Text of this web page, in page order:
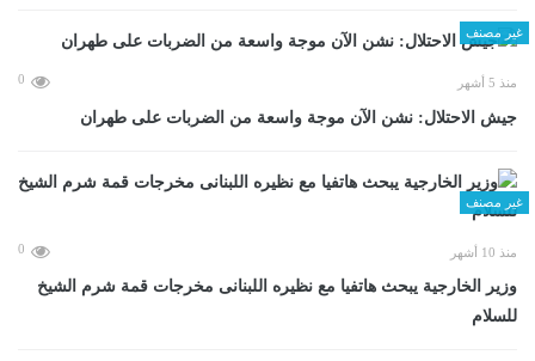
غير مصنف
منذ 5 أشهر 0
جيش الاحتلال: نشن الآن موجة واسعة من الضربات على طهران
غير مصنف
منذ 10 أشهر 0
وزير الخارجية يبحث هاتفيا مع نظيره اللبنانى مخرجات قمة شرم الشيخ
للسلام